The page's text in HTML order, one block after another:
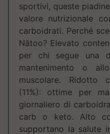
sportivi, queste
valore nutrizionale
carboidrati. Perché
Nätoo? Elevato
per chi segue una
mantenimento o
muscolare. Ridotto
(11%): ottime per
giornaliero di
carb o keto. Alto
supportano la salute